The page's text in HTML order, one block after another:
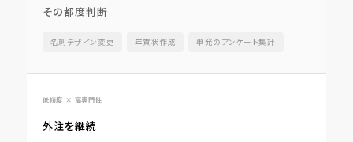
その都度判断
名刺デザイン変更 年賀状作成 単発のアンケート集計
低頻度 × 高専門性
外注を継続